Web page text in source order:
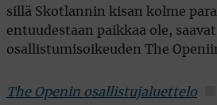
sillä Skotlannin kisan kolme
entuudestaan paikkaa ole, saavat
osallistumisoikeuden The
The Openin osallistujaluettelo